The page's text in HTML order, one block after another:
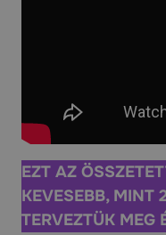
EZT AZ
KEVESEBB, MINT
TERVEZTÜK MEG